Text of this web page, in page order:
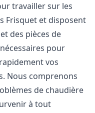
travailler sur les
Frisquet et disposent
des pièces de
pour
vos
Nous comprenons
de chaudière
à tout